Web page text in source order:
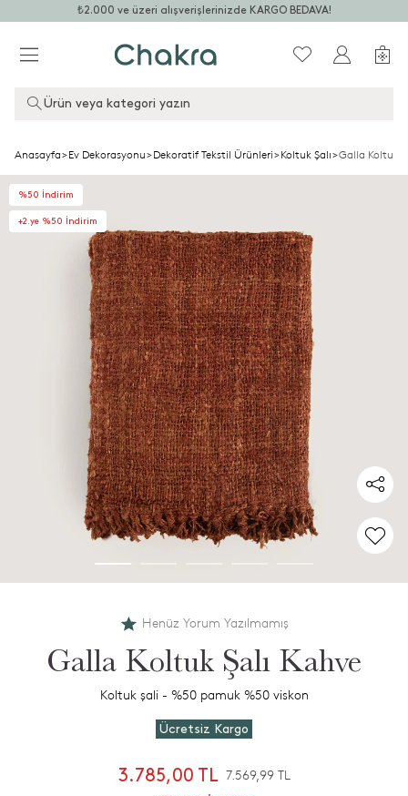
₺2.000 ve üzeri alışverişlerinizde KARGO BEDAVA!
Ürün veya kategori yazın
Anasayfa>Ev Dekorasyonu>Dekoratif Tekstil Ürünleri>Koltuk Şalı>Galla Koltuk
%50 İndirim
+2.ye %50 İndirim
Henüz Yorum Yazılmamış
Galla Koltuk Şalı Kahve
Koltuk şali - %50 pamuk %50 viskon
Ücretsiz Kargo
3.785,00 TL 7.569,99 TL